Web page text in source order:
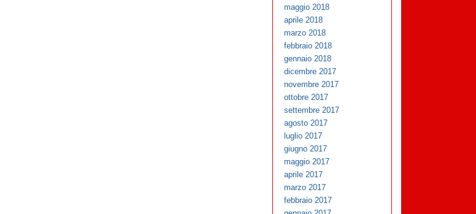
maggio 2018
aprile 2018
marzo 2018
febbraio 2018
gennaio 2018
dicembre 2017
novembre 2017
ottobre 2017
settembre 2017
agosto 2017
luglio 2017
giugno 2017
maggio 2017
aprile 2017
marzo 2017
febbraio 2017